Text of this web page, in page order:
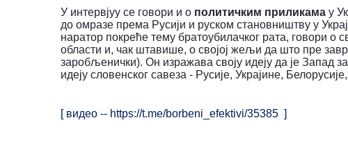
У интервјуу се говори и о политичким приликама у
до омразе према Русији и руском становништву у
наратор покреће тему братоубилачког рата, говори о
области и, чак штавише, о својој жељи да што пре
заробљенички). Он изражава своју идеју да је Запад
идеју словенског савеза - Русије, Украјине,
[ видео -- https://t.me/borbeni efektivi/35385 ]